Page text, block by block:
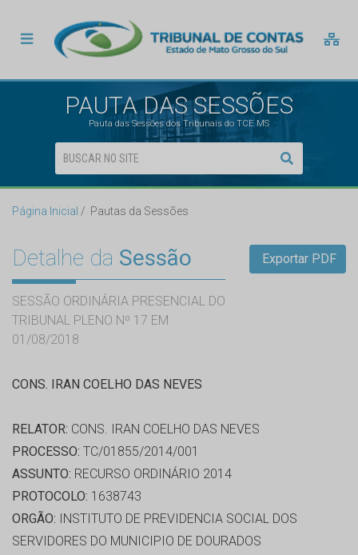
PAUTA DAS SESSÕES
Pauta das Sessões dos Tribunais do TCE MS
Página Inicial Pautas da Sessões
Detalhe da Sessão
SESSÃO ORDINÁRIA PRESENCIAL DO
TRIBUNAL PLENO Nº 17 EM
01/08/2018
Exportar PDF
CONS. IRAN COELHO DAS NEVES
RELATOR: CONS. IRAN COELHO DAS NEVES
PROCESSO: TC/01855/2014/001
ASSUNTO: RECURSO ORDINÁRIO 2014
PROTOCOLO: 1638743
ORGÃO: INSTITUTO DE PREVIDENCIA SOCIAL DOS
SERVIDORES DO MUNICIPIO DE DOURADOS